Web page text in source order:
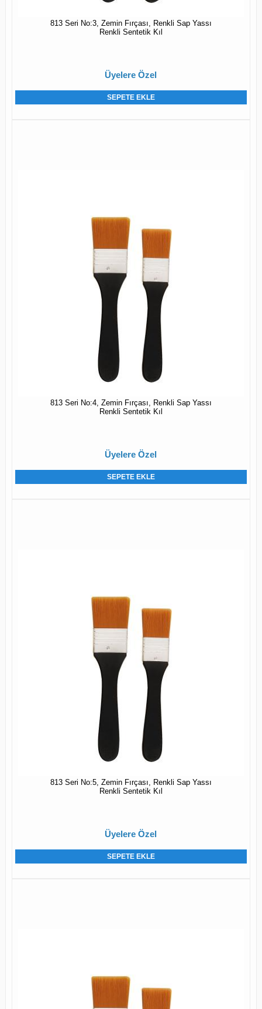
813 Seri No:3, Zemin Fırçası, Renkli Sap Yassı
Renkli Sentetik Kıl
Üyelere Özel
SEPETE EKLE
813 Seri No:4, Zemin Fırçası, Renkli Sap Yassı
Renkli Sentetik Kıl
Üyelere Özel
SEPETE EKLE
813 Seri No:5, Zemin Fırçası, Renkli Sap Yassı
Renkli Sentetik Kıl
Üyelere Özel
SEPETE EKLE